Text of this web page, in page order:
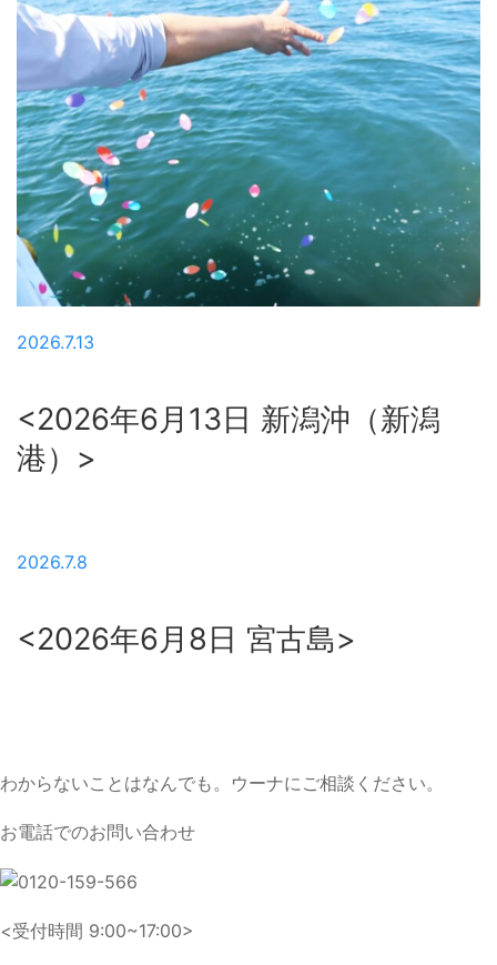
2026.7.13
<2026年6月13日 新潟沖（新潟
港）>
2026.7.8
<2026年6月8日 宮古島>
わからないことはなんでも。ウーナにご相談ください。
お電話でのお問い合わせ
<受付時間 9:00~17:00>